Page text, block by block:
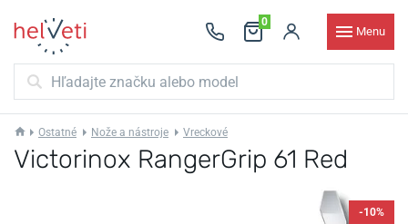
0
Menu
Ostatné Nože a nástroje Vreckové
Victorinox RangerGrip 61 Red
-10%